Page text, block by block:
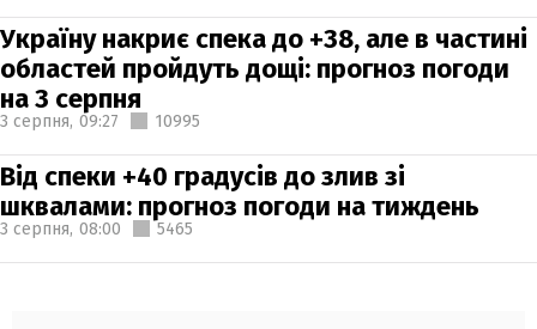
Україну накриє спека до +38, але в частині
областей пройдуть дощі: прогноз погоди
на 3 серпня
3 серпня, 09:27 10995
Від спеки +40 градусів до злив зі
шквалами: прогноз погоди на тиждень
3 серпня, 08:00 5465